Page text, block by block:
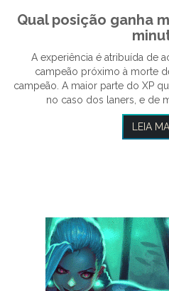
Qual posição ganha
A experiência é atribuída de
campeão próximo à morte
campeão. A maior parte do XP
no caso dos laners, e de
LEIA